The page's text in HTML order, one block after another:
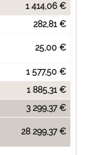
1 414,06 €
282,81 €
25,00 €
1 577,50 €
1 885,31 €
3 299,37 €
28 299,37 €